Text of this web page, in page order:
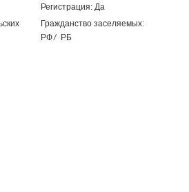
Регистрация: Да
Гражданство заселяемых:
РФ/ РБ